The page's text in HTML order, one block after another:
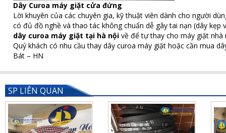
Dây Curoa máy giặt cửa đứng
Lời khuyên của các chuyên gia, kỹ thuật viên dành cho người
có đủ đồ nghề và thao tác không chuẩn dễ gây tai nạn (dây
dây curoa máy giặt tại hà nội về để tự thay cho máy giặt nhà
Quý khách có nhu cầu thay dây curoa máy giặt hoặc cần mua
Bát – HN
SP LIÊN QUAN